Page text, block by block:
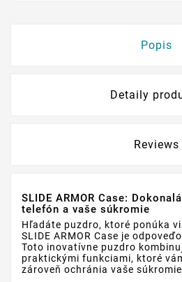
Popis
Detaily
Reviews
SLIDE ARMOR Case:
telefón a vaše súkromie
Hľadáte puzdro, ktoré ponúka
SLIDE ARMOR Case je
Toto inovatívne puzdro
praktickými funkciami, ktoré
zároveň ochránia vaše